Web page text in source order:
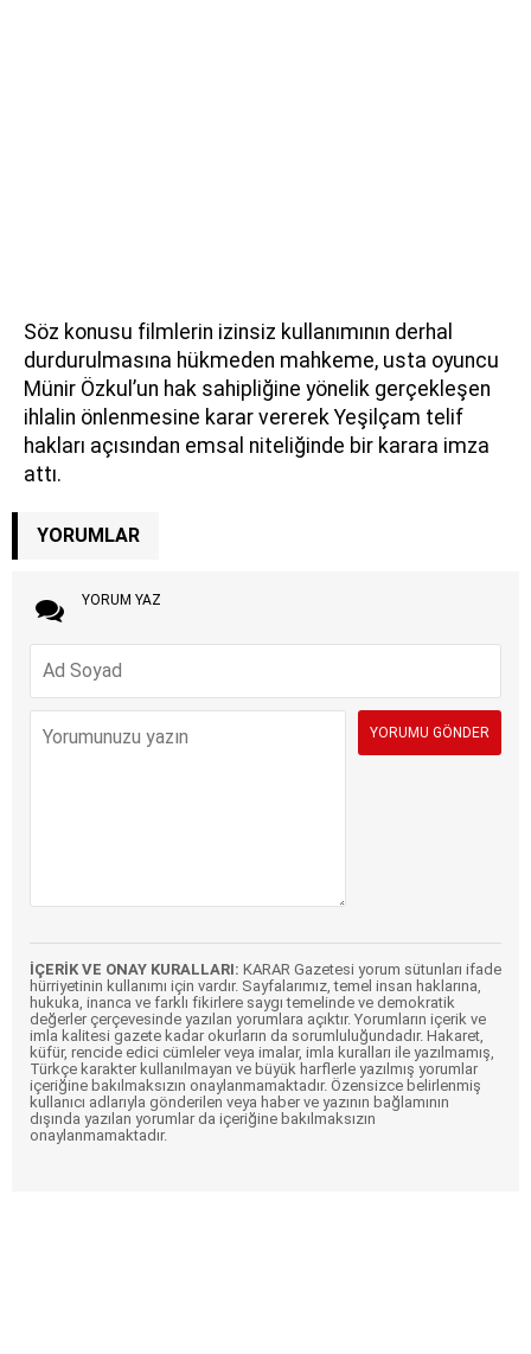
Söz konusu filmlerin izinsiz kullanımının derhal
durdurulmasına hükmeden mahkeme, usta oyuncu
Münir Özkul’un hak sahipliğine yönelik gerçekleşen
ihlalin önlenmesine karar vererek Yeşilçam telif
hakları açısından emsal niteliğinde bir karara imza
attı.
YORUMLAR
YORUM YAZ
İÇERİK VE ONAY KURALLARI: KARAR Gazetesi yorum sütunları ifade
hürriyetinin kullanımı için vardır. Sayfalarımız, temel insan haklarına,
hukuka, inanca ve farklı fikirlere saygı temelinde ve demokratik
değerler çerçevesinde yazılan yorumlara açıktır. Yorumların içerik ve
imla kalitesi gazete kadar okurların da sorumluluğundadır. Hakaret,
küfür, rencide edici cümleler veya imalar, imla kuralları ile yazılmamış,
Türkçe karakter kullanılmayan ve büyük harflerle yazılmış yorumlar
içeriğine bakılmaksızın onaylanmamaktadır. Özensizce belirlenmiş
kullanıcı adlarıyla gönderilen veya haber ve yazının bağlamının
dışında yazılan yorumlar da içeriğine bakılmaksızın
onaylanmamaktadır.